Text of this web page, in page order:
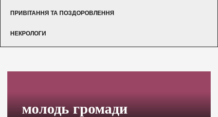
ПРИВІТАННЯ ТА ПОЗДОРОВЛЕННЯ
НЕКРОЛОГИ
молодь громади